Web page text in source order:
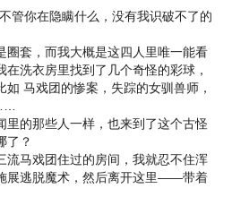
你在隐瞒什么，没有我识破不了的
套，而我大概是这四人里唯一能看
洗衣房里找到了几个奇怪的彩球，
马戏团的惨案，失踪的女驯兽师，
的那些人一样，也来到了这个古怪
了？
马戏团住过的房间，我就忍不住浑
展逃脱魔术，然后离开这里——带着